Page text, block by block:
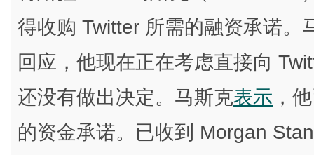
得收购 Twitter 所需的融资承诺。
回应，他现在正在考虑直接向
还没有做出决定。马斯克表示 ，
的资金承诺。已收到 Morgan